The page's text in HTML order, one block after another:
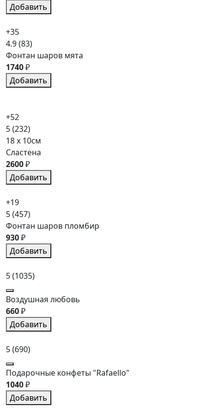
Добавить
+35
4.9(83)
Фонтан шаров мята
1740₽
Добавить
+52
5(232)
18 x 10см
Сластена
2600₽
Добавить
+19
5(457)
Фонтан шаров пломбир
930₽
Добавить
5(1035)
Воздушная любовь
660₽
Добавить
5(690)
Подарочные конфеты "Rafaello"
1040₽
Добавить